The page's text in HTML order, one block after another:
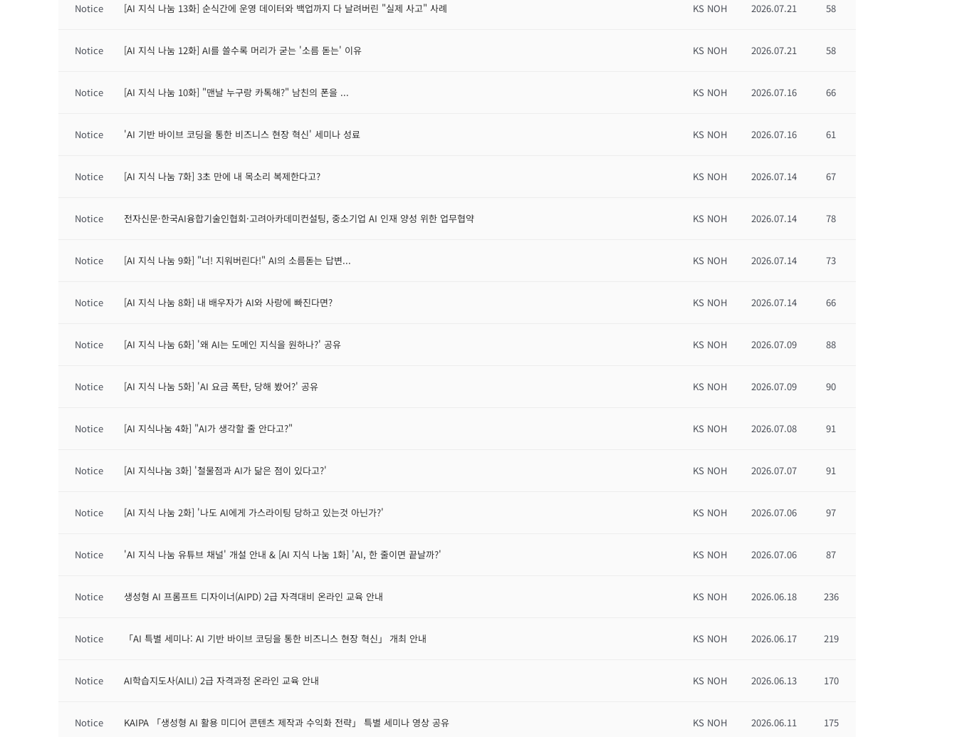
Notice [AI 지식 나눔 13화] 순식간에 운영 데이터와 백업까지 다 날려버린 "실제 사고" 사례 KS NOH 2026.07.21 58
Notice [AI 지식 나눔 12화] AI를 쓸수록 머리가 굳는 '소름 돋는' 이유 KS NOH 2026.07.21 58
Notice [AI 지식 나눔 10화] "맨날 누구랑 카톡해?" 남친의 폰을 ... KS NOH 2026.07.16 66
Notice 'AI 기반 바이브 코딩을 통한 비즈니스 현장 혁신' 세미나 성료 KS NOH 2026.07.16 61
Notice [AI 지식 나눔 7화] 3초 만에 내 목소리 복제한다고? KS NOH 2026.07.14 67
Notice 전자신문·한국AI융합기술인협회·고려아카데미컨설팅, 중소기업 AI 인재 양성 위한 업무협약 KS NOH 2026.07.14 78
Notice [AI 지식 나눔 9화] "너! 지워버린다!" AI의 소름돋는 답변... KS NOH 2026.07.14 73
Notice [AI 지식 나눔 8화] 내 배우자가 AI와 사랑에 빠진다면? KS NOH 2026.07.14 66
Notice [AI 지식 나눔 6화] '왜 AI는 도메인 지식을 원하나?' 공유 KS NOH 2026.07.09 88
Notice [AI 지식 나눔 5화] 'AI 요금 폭탄, 당해 봤어?' 공유 KS NOH 2026.07.09 90
Notice [AI 지식나눔 4화] "AI가 생각할 줄 안다고?" KS NOH 2026.07.08 91
Notice [AI 지식나눔 3화] '철물점과 AI가 닮은 점이 있다고?' KS NOH 2026.07.07 91
Notice [AI 지식 나눔 2화] '나도 AI에게 가스라이팅 당하고 있는것 아닌가?' KS NOH 2026.07.06 97
Notice 'AI 지식 나눔 유튜브 채널' 개설 안내 & [AI 지식 나눔 1화] 'AI, 한 줄이면 끝날까?' KS NOH 2026.07.06 87
Notice 생성형 AI 프롬프트 디자이너(AIPD) 2급 자격대비 온라인 교육 안내 KS NOH 2026.06.18 236
Notice 「AI 특별 세미나: AI 기반 바이브 코딩을 통한 비즈니스 현장 혁신」 개최 안내 KS NOH 2026.06.17 219
Notice AI학습지도사(AILI) 2급 자격과정 온라인 교육 안내 KS NOH 2026.06.13 170
Notice KAIPA 「생성형 AI 활용 미디어 콘텐츠 제작과 수익화 전략」 특별 세미나 영상 공유 KS NOH 2026.06.11 175